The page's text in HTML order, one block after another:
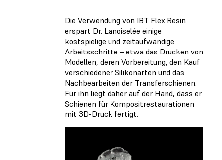
Die Verwendung von IBT Flex Resin
erspart Dr. Lanoiselée einige
kostspielige und zeitaufwändige
Arbeitsschritte – etwa das Drucken von
Modellen, deren Vorbereitung, den Kauf
verschiedener Silikonarten und das
Nachbearbeiten der Transferschienen.
Für ihn liegt daher auf der Hand, dass er
Schienen für Kompositrestaurationen
mit 3D-Druck fertigt.